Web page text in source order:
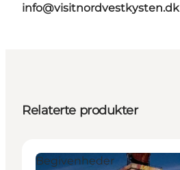
info@visitnordvestkysten.dk
Relaterte produkter
Begivenheder